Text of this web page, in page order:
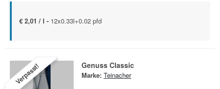
€ 2,01 / l - 12x0.33l+0.02 pfd
Verpasst! Genuss Classic
Marke: Teinacher